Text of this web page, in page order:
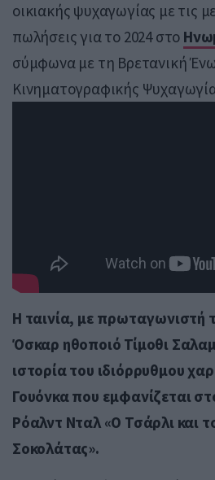
οικιακής ψυχαγωγίας με τις
πωλήσεις για το 2024 στο
σύμφωνα με τη Βρετανική
Κινηματογραφικής
Η ταινία, με πρωταγωνιστή
Όσκαρ ηθοποιό Τίμοθι
ιστορία του ιδιόρρυθμου
Γουόνκα που εμφανίζεται
Ρόαλντ Νταλ «Ο Τσάρλι και
Σοκολάτας».